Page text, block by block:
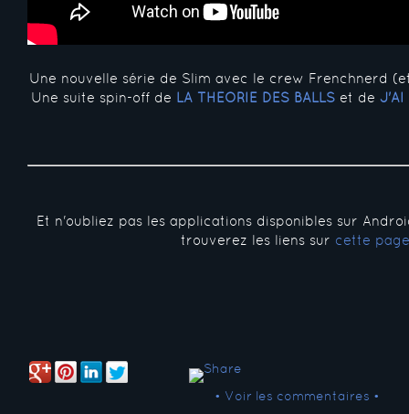
Une nouvelle série de Slim avec le crew Frenchnerd
Une suite spin-off de LA THÉORIE DES BALLS et de J'AI
Et n'oubliez pas les applications disponibles sur
trouverez les liens sur cette page
• Voir les commentaires •